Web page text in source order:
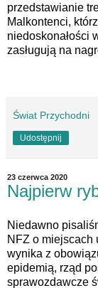
przedstawianie
Malkontenci,
niedoskonałości
zasługują na
Świat Przychodni
Udostępnij
23 czerwca 2020
Najpierw
Niedawno
NFZ o miejscach
wynika z
epidemią, rząd
sprawozdawcze